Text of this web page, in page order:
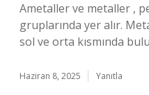
Ametaller ve metaller ,
gruplarında yer alır.
sol ve orta kısmında
Haziran 8, 2025 Yanıtla